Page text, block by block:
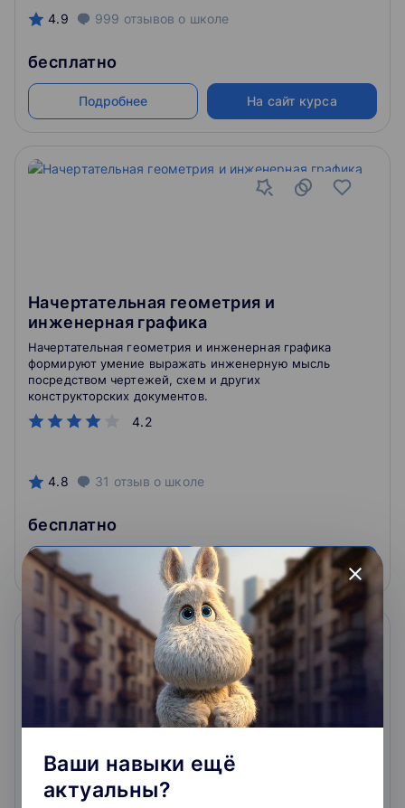
4.9 999 отзывов о школе
бесплатно
Подробнее На сайт курса
Начертательная геометрия и
инженерная графика
4.2
Начертательная геометрия и инженерная графика
формируют умение выражать инженерную мысль
посредством чертежей, схем и других
конструкторских документов.
4.8 31 отзыв о школе
бесплатно
На сайт курса
Анализ данных в R
В рамках трёхнедельного курса рассматриваются все
close
Ваши навыки ещё
актуальны?